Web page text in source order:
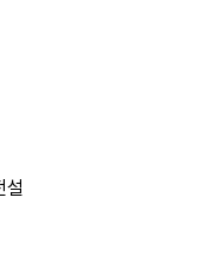
설